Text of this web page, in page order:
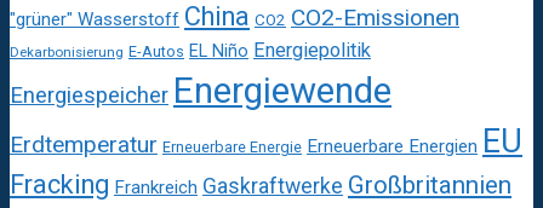
"grüner" Wasserstoff China CO2 CO2-Emissionen
Dekarbonisierung E-Autos EL Niño Energiepolitik
Energiespeicher Energiewende
Erdtemperatur Erneuerbare Energie Erneuerbare Energien EU
Fracking Frankreich Gaskraftwerke Großbritannien